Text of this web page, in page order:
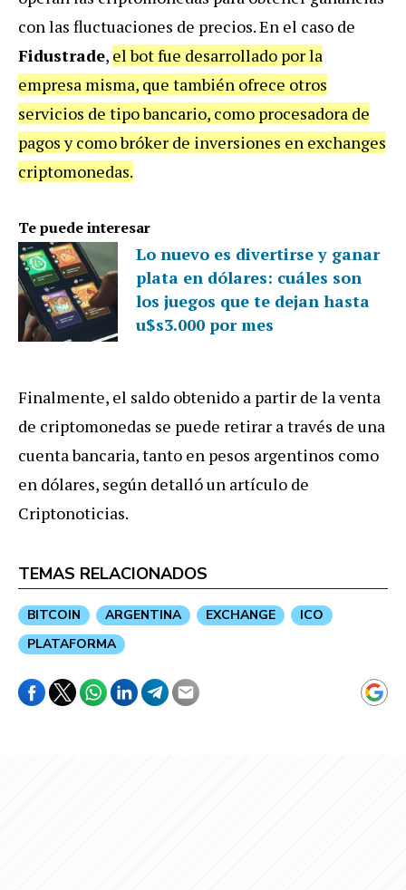
con las fluctuaciones de precios. En el caso de
Fidustrade, el bot fue desarrollado por la
empresa misma, que también ofrece otros
servicios de tipo bancario, como procesadora de
pagos y como bróker de inversiones en exchanges
criptomonedas.
Te puede interesar
Lo nuevo es divertirse y ganar
plata en dólares: cuáles son
los juegos que te dejan hasta
u$s3.000 por mes
Finalmente, el saldo obtenido a partir de la venta
de criptomonedas se puede retirar a través de una
cuenta bancaria, tanto en pesos argentinos como
en dólares, según detalló un artículo de
Criptonoticias.
TEMAS RELACIONADOS
BITCOIN ARGENTINA EXCHANGE
ICO
PLATAFORMA